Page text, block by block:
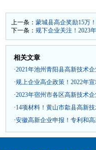
上一条： 蒙城县高企奖励15万
下一条： 规下企业关注！2023
相关文章
·2021年池州青阳县高新技术
·规上企业高企政策！2022年
·2023年宿州市各区高新技术
·14项材料！黄山市歙县高新
·安徽高新企业申报！专利和